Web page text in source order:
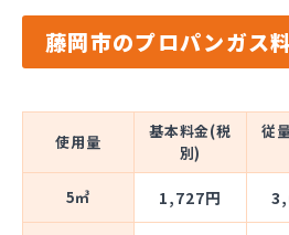
藤岡市のプロパンガス
使用量
基本料金(税
別)
従
5㎥ 1,727円